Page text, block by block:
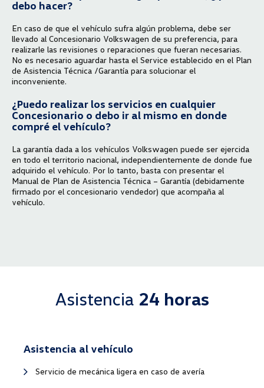
debo hacer?
En caso de que el vehículo sufra algún problema, debe ser
llevado al Concesionario Volkswagen de su preferencia, para
realizarle las revisiones o reparaciones que fueran necesarias.
No es necesario aguardar hasta el Service establecido en el Plan
de Asistencia Técnica /Garantía para solucionar el
inconveniente.
¿Puedo realizar los servicios en cualquier
Concesionario o debo ir al mismo en donde
compré el vehículo?
La garantía dada a los vehículos Volkswagen puede ser ejercida
en todo el territorio nacional, independientemente de donde fue
adquirido el vehículo. Por lo tanto, basta con presentar el
Manual de Plan de Asistencia Técnica – Garantía (debidamente
firmado por el concesionario vendedor) que acompaña al
vehículo.
Asistencia 24 horas
Asistencia al vehículo
Servicio de mecánica ligera en caso de avería